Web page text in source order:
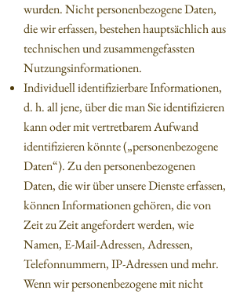
wurden. Nicht personenbezogene Daten,
die wir erfassen, bestehen hauptsächlich aus
technischen und zusammengefassten
Nutzungsinformationen.
Individuell identifizierbare Informationen,
d. h. all jene, über die man Sie identifizieren
kann oder mit vertretbarem Aufwand
identifizieren könnte („personenbezogene
Daten“). Zu den personenbezogenen
Daten, die wir über unsere Dienste erfassen,
können Informationen gehören, die von
Zeit zu Zeit angefordert werden, wie
Namen, E-Mail-Adressen, Adressen,
Telefonnummern, IP-Adressen und mehr.
Wenn wir personenbezogene mit nicht